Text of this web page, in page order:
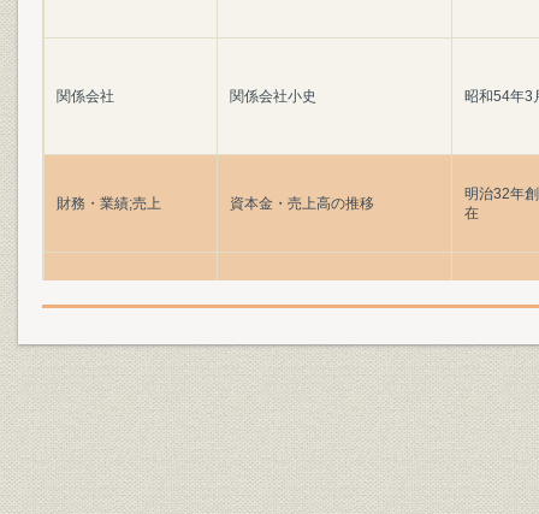
関係会社 関係会社小史 昭和54年3
財務・業績;売上 資本金・売上高の推移
明治32年
在